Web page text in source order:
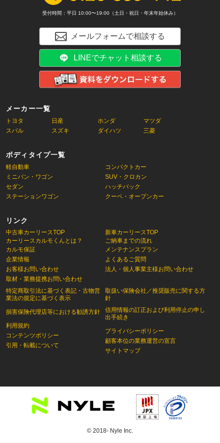
メーカー一覧
トヨタ 日産 ホンダ
マツダ
スバル
スズキ ダイハツ 三菱
ボディタイプ一覧
軽自動車
コンパクトカー
ミニバン・ワゴン
SUV・クロカン
セダン
ハッチバック
ステーションワゴン
クーペ・オープンカー
リンク
中古車カーリースTOP
カーリースカルモくんとは？
新車カーリースTOP
ご納車までの流れ
カルモ保証
企業情報
お客様お問い合わせ
取材・業務提携お問い合わせ
特定商取引法に基づく表記・古物営
業法の規定に基づく表示
損害保険代理店等における勧誘方針
利用規約
コンテンツポリシー
引用・転載について
メンテナンスプラン
よくあるご質問
法人・個人事業主様お問い合わせ
取扱い保険会社／推奨販売に関する方
針
信用情報の訂正および利用停止の申し
出手続き
プライバシーポリシー
顧客本位の業務運営の宣言
サイトマップ
受付時間：平日 10:00〜19:00（土日・祝日・年末年始休み）
メールフォームで相談する
LINEでチャット相談する
© 2018- Nyle Inc.